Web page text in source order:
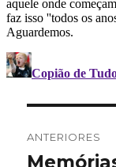
de
ANTERIORES
Post